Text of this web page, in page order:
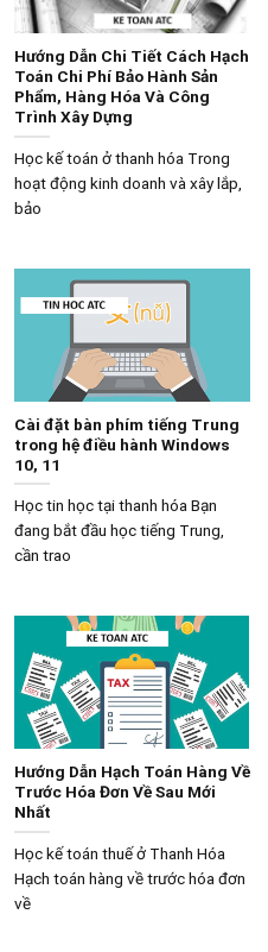
Hướng Dẫn Chi Tiết Cách Hạch
Toán Chi Phí Bảo Hành Sản
Phẩm, Hàng Hóa Và Công
Trình Xây Dựng
Học kế toán ở thanh hóa Trong
hoạt động kinh doanh và xây lắp,
bảo
Cài đặt bàn phím tiếng Trung
trong hệ điều hành Windows
10, 11
Học tin học tại thanh hóa Bạn
đang bắt đầu học tiếng Trung,
cần trao
Hướng Dẫn Hạch Toán Hàng Về
Trước Hóa Đơn Về Sau Mới
Nhất
Học kế toán thuế ở Thanh Hóa
Hạch toán hàng về trước hóa đơn
về